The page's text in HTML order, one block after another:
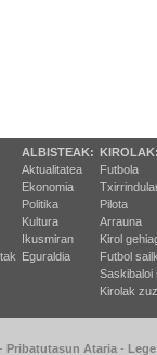
ALBISTEAK:
Aktualitatea
Ekonomia
Politika
Kultura
Ikusmiran
Eguraldia
KIROLAK:
Futbola
Pilota
Arrauna
Kirol
Futbol
Saskibaloi
Kirolak
- Pribatutasun Ataria -